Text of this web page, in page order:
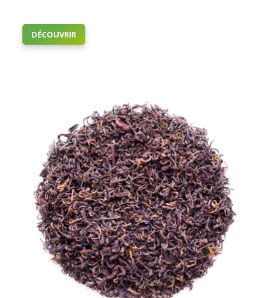
DÉCOUVRIR
options
peuvent
être
choisies
sur
la
page
du
produit